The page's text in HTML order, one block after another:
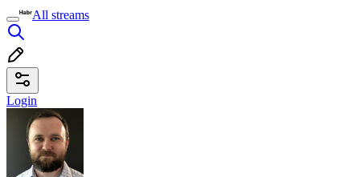
All streams
Login